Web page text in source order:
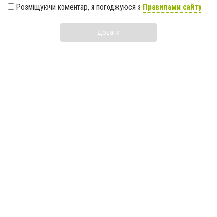
Розміщуючи коментар, я погоджуюся з Правилами сайту
Додати